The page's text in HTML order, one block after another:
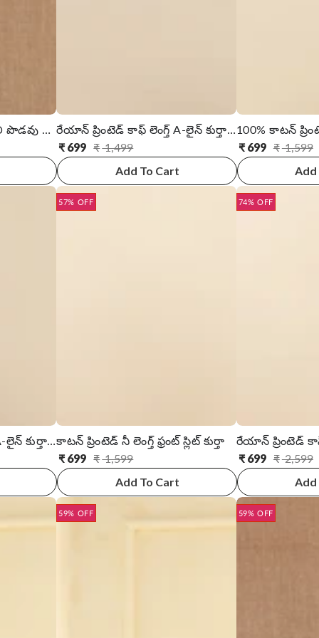
కాటన్ ఎంబ్రాయిడరీ మోకాలి పొడవు స్ట్రెయిట్ కుర్తా
రేయాన్ ప్రింటెడ్ కాఫ్ లెంగ్త్ A-లైన్ కుర్తా విత్ ఫ్రంట్ బటన్ ప్లాకెట్
₹1,499
సాధారణ
అమ్ముడు
₹ 699
Add To Cart
₹1,599
సాధారణ
అమ్ముడు
₹ 699
Add
రేయాన్ ప్రింటెడ్ కాఫ్ లెంగ్త్ A-లైన్ కుర్తా విత్ ఫ్రంట్ బటన్ ప్లాకెట్కాటన్ ప్రింటెడ్ నీ లెంగ్త్ ఫ్రంట్ స్లిట్ కుర్తా
₹1,599
సాధారణ
అమ్ముడు
₹ 699
Add To Cart
57% OFF
రేయాన్ ప్రింటెడ్ కాఫ్
₹2,599
సాధారణ
అమ్ముడు
₹ 699
Add
74% OFF
59% OFF 59% OFF